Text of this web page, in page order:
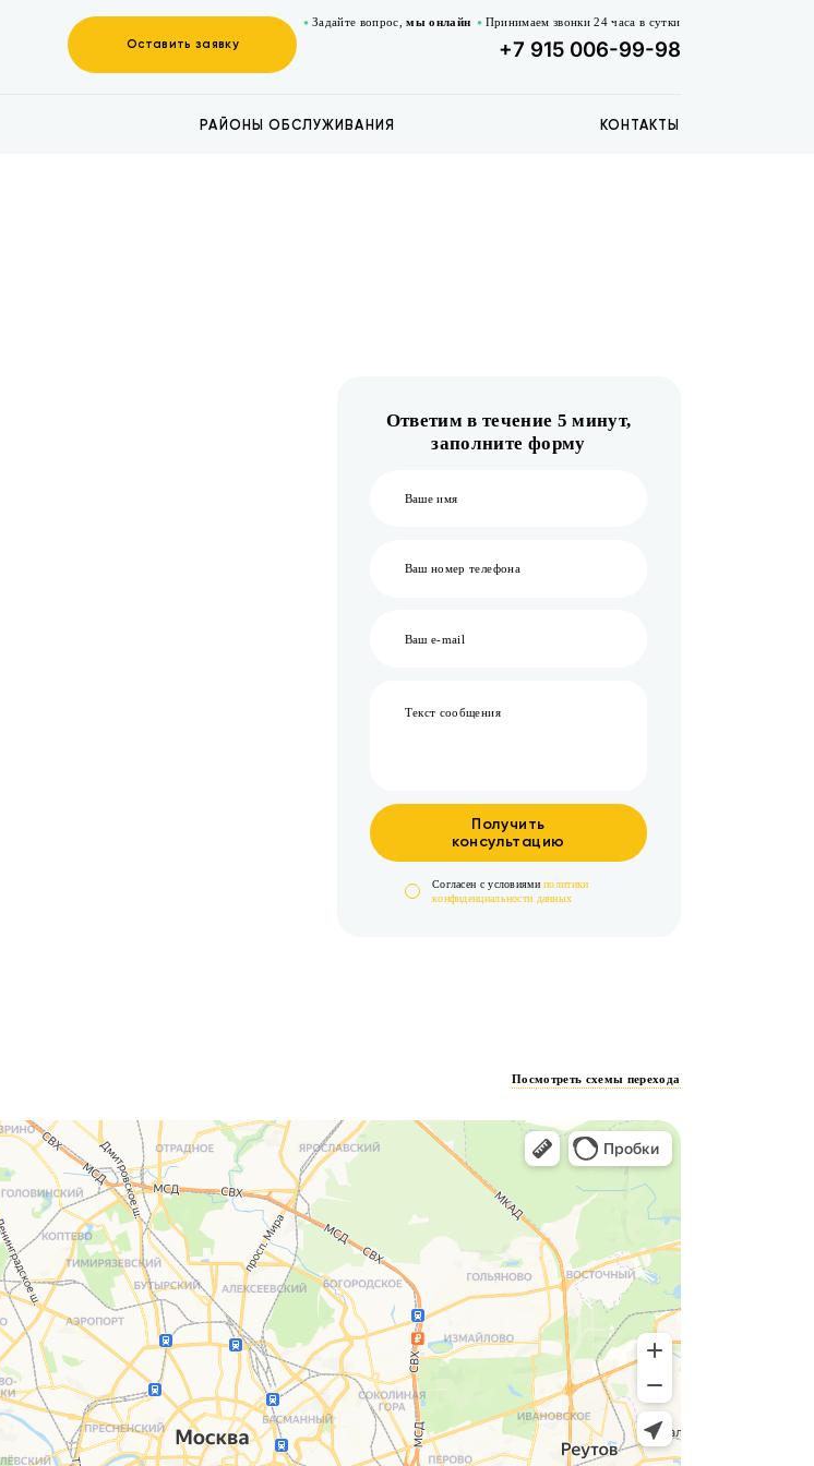
Оставить заявку
Задайте вопрос, мы онлайн Принимаем звонки 24 часа в сутки
+7 915 006-99-98
РАЙОНЫ ОБСЛУЖИВАНИЯ КОНТАКТЫ
Ответим в течение 5 минут,
заполните форму
Получить
консультацию
Cогласен с условиямиполитики
конфиденциальности данных
Посмотреть схемы перехода